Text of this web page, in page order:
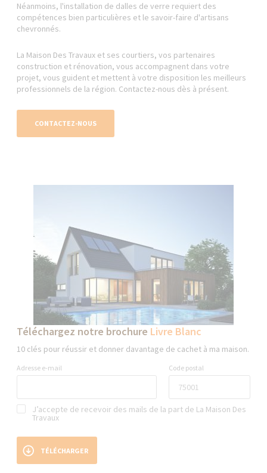
Néanmoins, l'installation de dalles de verre requiert des
compétences bien particulières et le savoir-faire d'artisans
chevronnés.
La Maison Des Travaux et ses courtiers, vos partenaires
construction et rénovation, vous accompagnent dans votre
projet, vous guident et mettent à votre disposition les meilleurs
professionnels de la région. Contactez-nous dès à présent.
CONTACTEZ-NOUS
Téléchargez notre brochure Livre Blanc
10 clés pour réussir et donner davantage de cachet à ma maison.
Adresse e-mail Code postal
J’accepte de recevoir des mails de la part de La Maison Des
Travaux
TÉLÉCHARGER